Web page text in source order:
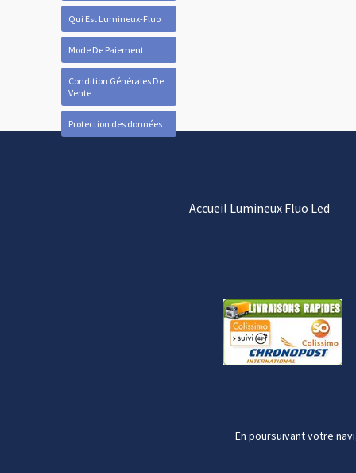
Qui Est Lumineux-Fluo
Mode De Paiement
Condition Générales De
Vente
Protection des données
Accueil Lumineux Fluo Led
En poursuivant votre